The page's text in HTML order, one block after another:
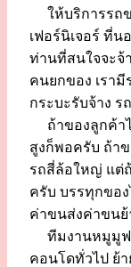
ให้บริการรถข
เฟอร์นิเจอร์ ที่น
ท่านที่สนใจจะจ้
คนยกของ เรา
กระบะรับจ้าง ร
ถ้าของลูกค้าไ
สูงก็พอครับ ถ้า
รถสี่ล้อใหญ่ แต่ถ้
ครับ บรรทุกขอ
ค่าขนส่งค่าขนย้
ทีมงานหมูมูฟ
คอนโดทั่วไป ย้